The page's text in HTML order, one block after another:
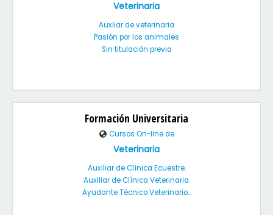
Veterinaria
Auxliar de veterinaria
Pasión por los animales
Sin titulación previa
Formación Universitaria
Cursos On-line de
Veterinaria
Auxiliar de Clínica Ecuestre.
Auxiliar de Clínica Veterinaria.
Ayudante Técnico Veterinario...